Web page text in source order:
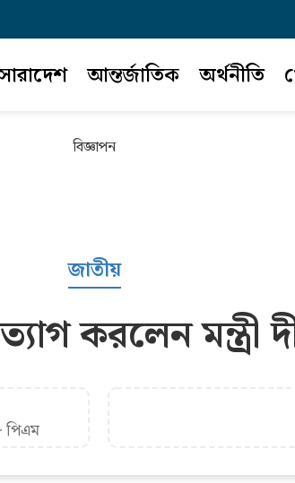
আন্তর্জাতিক অর্থনীতি
বিজ্ঞাপন
জাতীয়
করলেন মন্ত্রী